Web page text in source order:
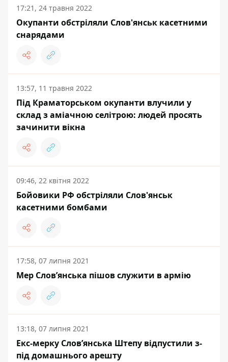
17:21, 24 травня 2022
Окупанти обстріляли Слов'янськ касетними
снарядами
13:57, 11 травня 2022
Під Краматорськом окупанти влучили у
склад з аміачною селітрою: людей просять
зачинити вікна
09:46, 22 квітня 2022
Бойовики РФ обстріляли Слов'янськ
касетними бомбами
17:58, 07 липня 2021
Мер Слов’янська пішов служити в армію
13:18, 07 липня 2021
Екс-мерку Слов’янська Штепу відпустили з-
під домашнього арешту